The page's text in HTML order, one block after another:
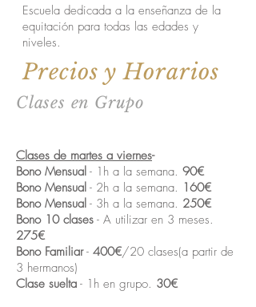
Escuela dedicada a la enseñanza de la
equitación para todas las edades y
niveles.
Precios y Horarios
Clases en Grupo
Clases de martes a viernes-
Bono Mensual - 1h a la semana. 90€
Bono Mensual - 2h a la semana. 160€
Bono Mensual - 3h a la semana. 250€
Bono 10 clases - A utilizar en 3 meses.
275€
Bono Familiar- 400€/20 clases(a partir de
3 hermanos)
Clase suelta - 1h en grupo. 30€